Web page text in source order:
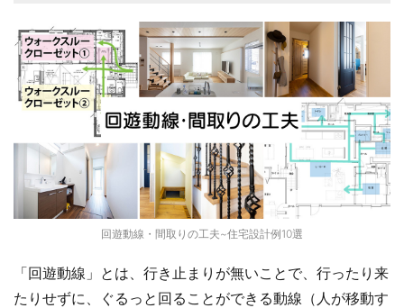
回遊動線・間取りの工夫~住宅設計例10選
「回遊動線」とは、行き止まりが無いことで、行ったり来
たりせずに、ぐるっと回ることができる動線（人が移動す